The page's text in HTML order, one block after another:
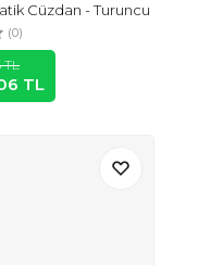
Cüzdan - Turuncu
(0)
TL
TL